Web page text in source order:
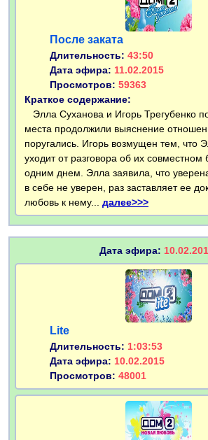
После заката
Длительность: 43:50
Дата эфира: 11.02.2015
Просмотров: 59363
Краткое содержание:
Элла Суханова и Игорь Трегубенко
места продолжили выяснение
поругались. Игорь возмущен тем, что
уходит от разговора об их
одним днем. Элла заявила, что
в себе не уверен, раз заставляет ее
любовь к нему... далее>>>
Дата эфира:
Lite
Длительность: 1:03:53
Дата эфира: 10.02.2015
Просмотров: 48001